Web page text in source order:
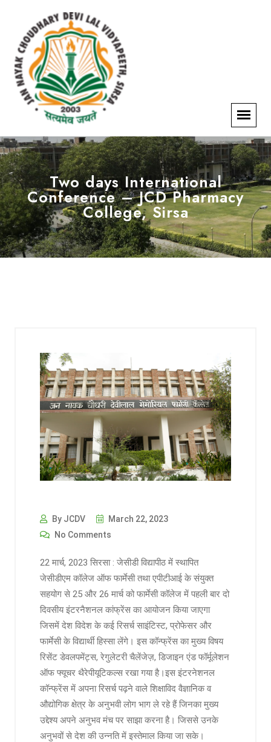
Two days International
Conference – JCD Pharmacy
College, Sirsa
By JCDV
March 22, 2023
No Comments
22 मार्च, 2023 सिरसा : जेसीडी विद्यापीठ में स्थापित
जेसीडीएम कॉलेज ऑफ फार्मेसी तथा एपीटीआई के संयुक्त
सहयोग से 25 और 26 मार्च को फार्मेसी कॉलेज में पहली बार दो
दिवसीय इंटरनैशनल कांफ्रेंस का आयोजन किया जाएगा
जिसमें देश विदेश के कई रिसर्च साइंटिस्ट, प्रोफेसर और
फार्मेसी के विद्यार्थी हिस्सा लेंगे। इस कॉन्फ्रेंस का मुख्य विषय
रिसेंट डेवलपमेंट्स, रेगुलेटरी चैलेंजेज़, डिजाइन एंड फॉर्मूलेशन
ऑफ फ्यूचर थैरेपीयूटिकल्स रखा गया है।इस इंटरनेशनल
कॉन्फ्रेंस में अपना रिसर्च पढ़ने वाले शिक्षाविद वैज्ञानिक व
औद्योगिक क्षेत्र के अनुभवी लोग भाग ले रहे हैं जिनका मुख्य
उद्देश्य अपने अनुभव मंच पर साझा करना है। जिससे उनके
अनुभवों से देश की उन्नति में इस्तेमाल किया जा सके।